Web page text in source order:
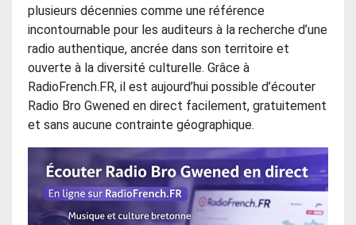
plusieurs décennies comme une référence
incontournable pour les auditeurs à la recherche d’une
radio authentique, ancrée dans son territoire et
ouverte à la diversité culturelle. Grâce à
RadioFrench.FR, il est aujourd’hui possible d’écouter
Radio Bro Gwened en direct facilement, gratuitement
et sans aucune contrainte géographique.